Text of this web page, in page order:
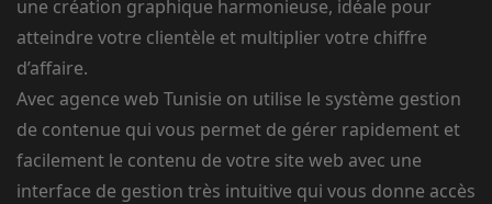
une création graphique harmonieuse, idéale pour
atteindre votre clientèle et multiplier votre chiffre
d’affaire.
Avec agence web Tunisie on utilise le système gestion
de contenue qui vous permet de gérer rapidement et
facilement le contenu de votre site web avec une
interface de gestion très intuitive qui vous donne accès